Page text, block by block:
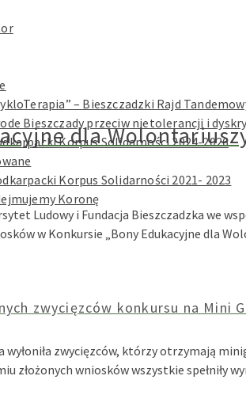
– Bieszczadzki Rajd
Bieszczady przeciw nietolerancji i
Korpus Solidarności 2024-2026
Korpus Solidarności 2021- 2023
Koronę
dla
Ludowy i Fundacja Bieszczadzka we
w Konkursie „Bony Edukacyjne dla
zwycięzców konkursu na Mini
wyłoniła zwycięzców, którzy otrzymają
złożonych wniosków wszystkie